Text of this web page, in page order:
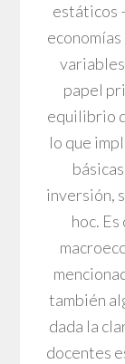
estáticos
papel
equilibrio
lo que
inversión,
hoc.
también
dada la
docentes